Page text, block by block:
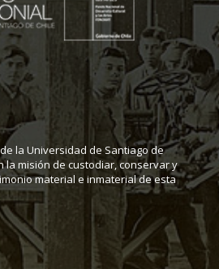
la Universidad de Santiago de
la misión de custodiar, conservar y
material e inmaterial de esta